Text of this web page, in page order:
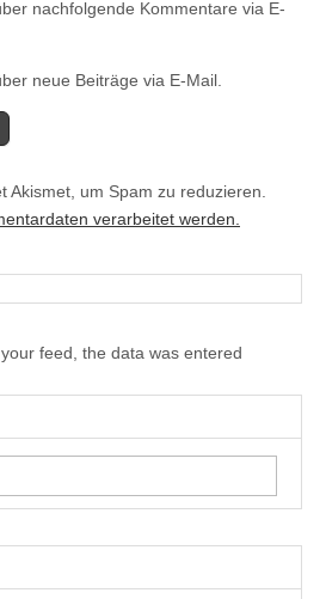
nachfolgende Kommentare via E-
neue Beiträge via E-Mail.
Akismet, um Spam zu reduzieren.
verarbeitet werden.
feed, the data was entered